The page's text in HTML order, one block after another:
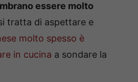
essere molto
tratta di aspettare e
molto spesso è
in cucina a sondare la